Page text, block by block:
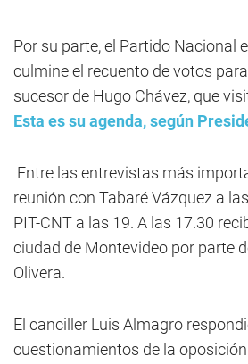
Por su parte, el Partido Nacional
culmine el recuento de votos
sucesor de Hugo Chávez, que
Esta es su agenda, según
Entre las entrevistas más
reunión con Tabaré Vázquez a
PIT-CNT a las 19. A las 17.30
ciudad de Montevideo por parte
Olivera.
El canciller Luis Almagro
cuestionamientos de la